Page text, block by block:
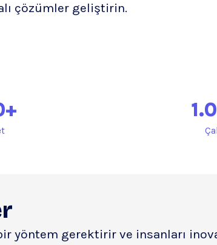
çözümler geliştirin.
+
yöntem gerektirir ve insanları